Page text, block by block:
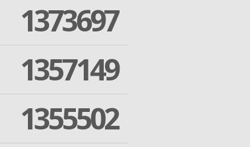
1373697
1357149
1355502